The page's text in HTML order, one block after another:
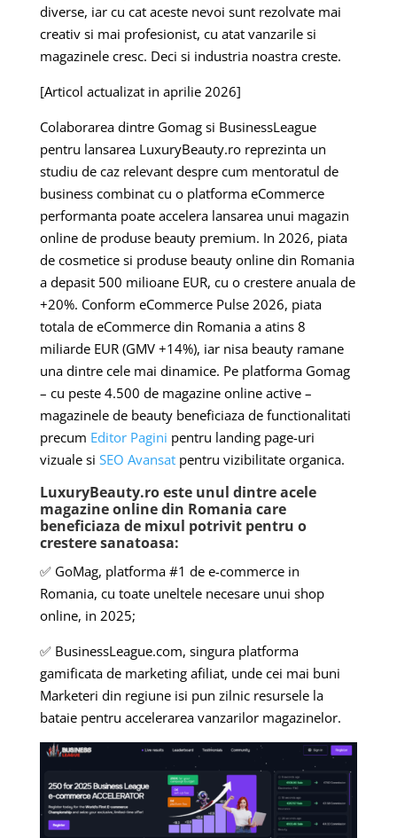
diverse, iar cu cat aceste nevoi sunt rezolvate mai
creativ si mai profesionist, cu atat vanzarile si
magazinele cresc. Deci si industria noastra creste.
[Articol actualizat in aprilie 2026]
Colaborarea dintre Gomag si BusinessLeague
pentru lansarea LuxuryBeauty.ro reprezinta un
studiu de caz relevant despre cum mentoratul de
business combinat cu o platforma eCommerce
performanta poate accelera lansarea unui magazin
online de produse beauty premium. In 2026, piata
de cosmetice si produse beauty online din Romania
a depasit 500 milioane EUR, cu o crestere anuala de
+20%. Conform eCommerce Pulse 2026, piata
totala de eCommerce din Romania a atins 8
miliarde EUR (GMV +14%), iar nisa beauty ramane
una dintre cele mai dinamice. Pe platforma Gomag
– cu peste 4.500 de magazine online active –
magazinele de beauty beneficiaza de functionalitati
precum Editor Pagini pentru landing page-uri
vizuale si SEO Avansatpentru vizibilitate organica.
LuxuryBeauty.ro este unul dintre acele
magazine online din Romania care
beneficiaza de mixul potrivit pentru o
crestere sanatoasa:
✅ GoMag, platforma #1 de e-commerce in
Romania, cu toate uneltele necesare unui shop
online, in 2025;
✅ BusinessLeague.com, singura platforma
gamificata de marketing afiliat, unde cei mai buni
Marketeri din regiune isi pun zilnic resursele la
bataie pentru accelerarea vanzarilor magazinelor.